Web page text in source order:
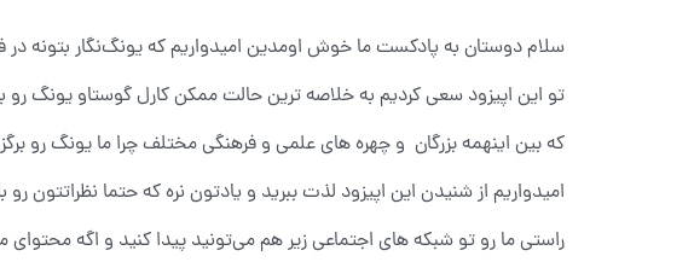
سلام دوستان به پادکست ما خوش اومدین امیدواریم که یونگ‌نگار بتونه
تو این اپیزود سعی کردیم به خلاصه ترین حالت ممکن کارل گوستاو
که بین اینهمه بزرگان و چهره های علمی و فرهنگی مختلف چرا ما یونگ رو
امیدواریم از شنیدن این اپیزود لذت ببرید و یادتون نره که حتما نظراتتون رو
راستی ما رو تو شبکه های اجتماعی زیر هم می‌تونید پیدا کنید و اگه